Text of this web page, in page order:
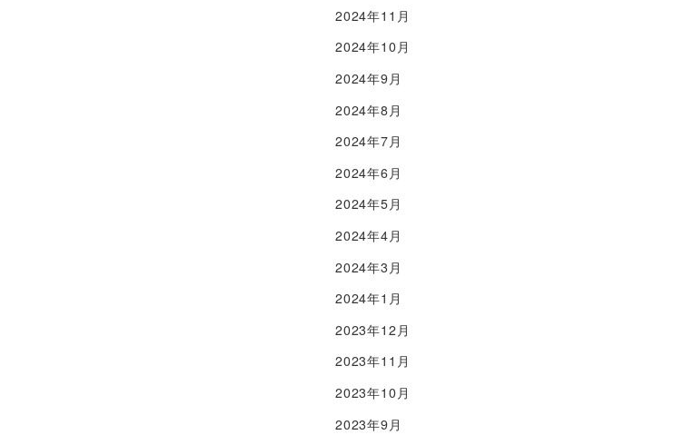
2024年11月
2024年10月
2024年9月
2024年8月
2024年7月
2024年6月
2024年5月
2024年4月
2024年3月
2024年1月
2023年12月
2023年11月
2023年10月
2023年9月